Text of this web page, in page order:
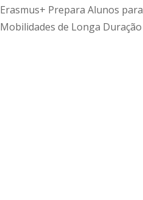
Erasmus+ Prepara Alunos para
Mobilidades de Longa Duração